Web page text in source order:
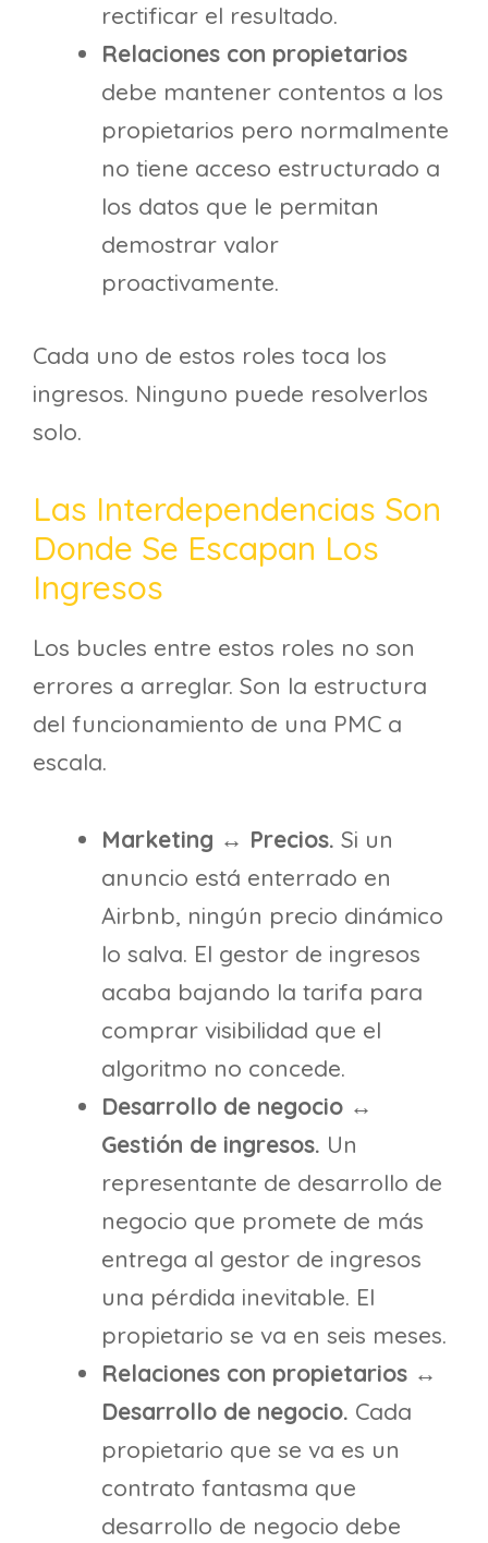
rectificar el resultado.
Relaciones con propietarios
debe mantener contentos a los
propietarios pero normalmente
no tiene acceso estructurado a
los datos que le permitan
demostrar valor
proactivamente.
Cada uno de estos roles toca los
ingresos. Ninguno puede resolverlos
solo.
Las Interdependencias Son
Donde Se Escapan Los
Ingresos
Los bucles entre estos roles no son
errores a arreglar. Son la estructura
del funcionamiento de una PMC a
escala.
Marketing ↔ Precios. Si un
anuncio está enterrado en
Airbnb, ningún precio dinámico
lo salva. El gestor de ingresos
acaba bajando la tarifa para
comprar visibilidad que el
algoritmo no concede.
Desarrollo de negocio ↔
Gestión de ingresos. Un
representante de desarrollo de
negocio que promete de más
entrega al gestor de ingresos
una pérdida inevitable. El
propietario se va en seis meses.
Relaciones con propietarios ↔
Desarrollo de negocio. Cada
propietario que se va es un
contrato fantasma que
desarrollo de negocio debe